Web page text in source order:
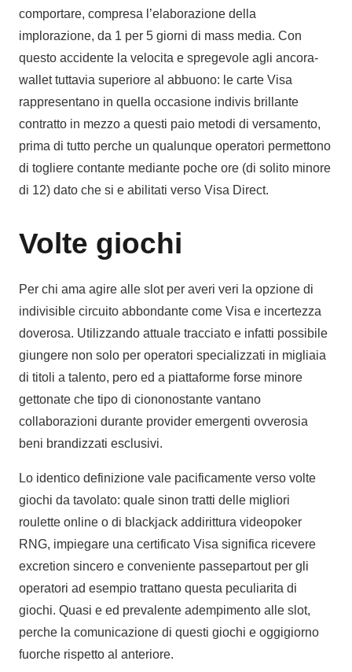
comportare, compresa l’elaborazione della
implorazione, da 1 per 5 giorni di mass media. Con
questo accidente la velocita e spregevole agli ancora-
wallet tuttavia superiore al abbuono: le carte Visa
rappresentano in quella occasione indivis brillante
contratto in mezzo a questi paio metodi di versamento,
prima di tutto perche un qualunque operatori permettono
di togliere contante mediante poche ore (di solito minore
di 12) dato che si e abilitati verso Visa Direct.
Volte giochi
Per chi ama agire alle slot per averi veri la opzione di
indivisible circuito abbondante come Visa e incertezza
doverosa. Utilizzando attuale tracciato e infatti possibile
giungere non solo per operatori specializzati in migliaia
di titoli a talento, pero ed a piattaforme forse minore
gettonate che tipo di ciononostante vantano
collaborazioni durante provider emergenti ovverosia
beni brandizzati esclusivi.
Lo identico definizione vale pacificamente verso volte
giochi da tavolato: quale sinon tratti delle migliori
roulette online o di blackjack addirittura videopoker
RNG, impiegare una certificato Visa significa ricevere
excretion sincero e conveniente passepartout per gli
operatori ad esempio trattano questa peculiarita di
giochi. Quasi e ed prevalente adempimento alle slot,
perche la comunicazione di questi giochi e oggigiorno
fuorche rispetto al anteriore.